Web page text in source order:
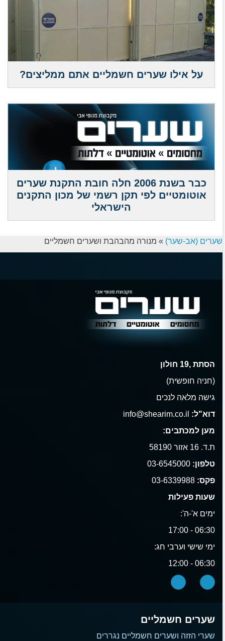
על אילו שערים חשמליים אתם ממליצים?
כבר בשנת 2006 חלה חובת התקנת שערים
אוטומטיים לפי תקן רשמי של מכון התקנים
הישראלי
שערים (אב-שער) » מנורה מהבהבת ושערים חשמליים
הסתת ,19 חולון
(חניה חופשית)
גישה מלאה לנכים
דוא"ל:
מען למכתבים:
ת.ד. 16 אזור 58190
טלפון:
פקס:
שעות פעילות
ימים א'-ה':
06:30 - 17:00
ימי שישי וערבי חג:
06:30 - 12:00
שערים חשמליים
שערי הזזה ושערים חשמליים נגררים